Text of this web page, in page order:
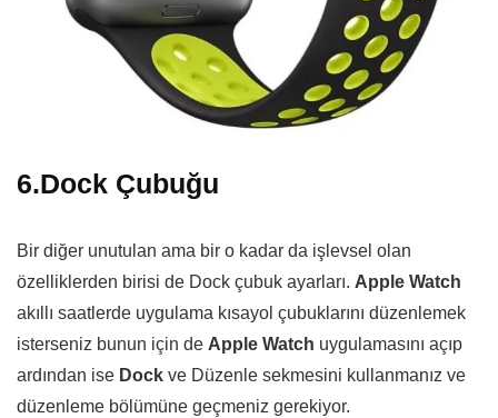
6.Dock Çubuğu
Bir diğer unutulan ama bir o kadar da işlevsel olan
özelliklerden birisi de Dock çubuk ayarları. Apple Watch
akıllı saatlerde uygulama kısayol çubuklarını düzenlemek
isterseniz bunun için de Apple Watch uygulamasını açıp
ardından ise Dock ve Düzenle sekmesini kullanmanız ve
düzenleme bölümüne geçmeniz gerekiyor.